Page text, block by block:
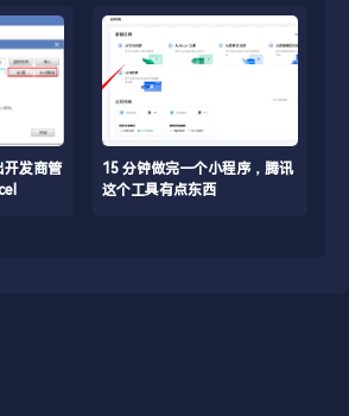
开发商管
15 分钟做完一个小程序，腾讯
这个工具有点东西